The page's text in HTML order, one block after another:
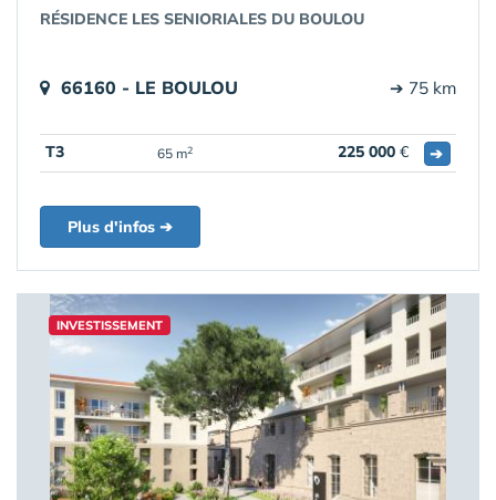
RÉSIDENCE LES SENIORIALES DU BOULOU
66160 - LE BOULOU ➔ 75 km
T3 65 m2 225 000 € ➔
Plus d'infos ➔
INVESTISSEMENT